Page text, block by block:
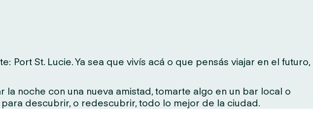
St. Lucie. Ya sea que vivís acá o que pensás viajar en el futuro,
noche con una nueva amistad, tomarte algo en un bar local o
descubrir, o redescubrir, todo lo mejor de la ciudad.